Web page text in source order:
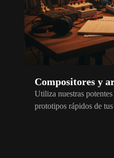
Compositores y
Utiliza nuestras
prototipos rápidos de